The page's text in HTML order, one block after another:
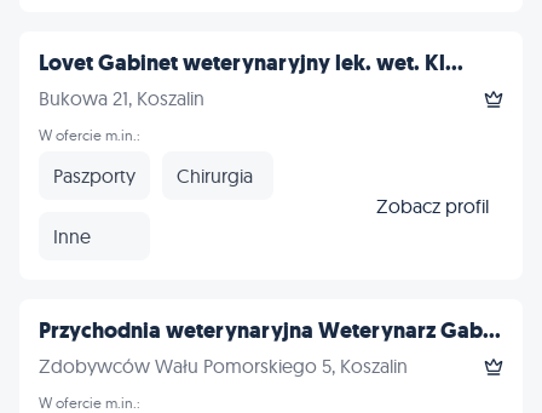
Lovet Gabinet weterynaryjny lek. wet. Kl...
Bukowa 21, Koszalin
W ofercie m.in.:
Paszporty Chirurgia
Inne
Zobacz profil
Przychodnia weterynaryjna Weterynarz Gab...
Zdobywców Wału Pomorskiego 5, Koszalin
W ofercie m.in.: